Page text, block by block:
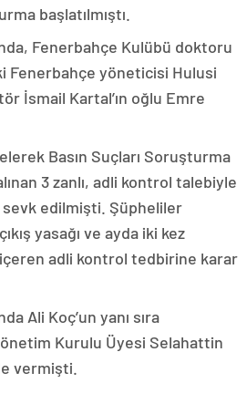
başlatılmıştı.
Fenerbahçe Kulübü doktoru
Fenerbahçe yöneticisi Hulusi
İsmail Kartal’ın oğlu Emre
Basın Suçları Soruşturma
3 zanlı, adli kontrol talebiyle
edilmişti. Şüpheliler
yasağı ve ayda iki kez
içeren adli kontrol tedbirine karar
Ali Koç’un yanı sıra
Kurulu Üyesi Selahattin
vermişti.